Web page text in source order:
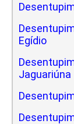
Egídio
Jaguariúna